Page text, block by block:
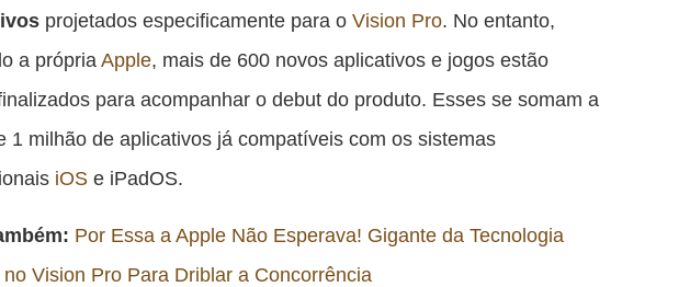
projetados especificamente para oVision Pro. No entanto,
a própriaApple, mais de 600 novos aplicativos e jogos estão
para acompanhar o debut do produto. Esses se somam a
1 milhão de aplicativos já compatíveis com os sistemas
iOS e iPadOS.
Por Essa a Apple Não Esperava! Gigante da Tecnologia
Vision Pro Para Driblar a Concorrência